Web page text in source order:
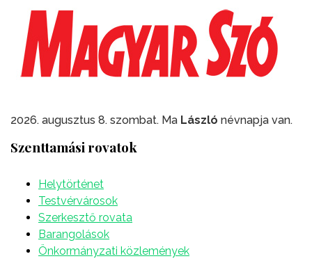
2026. augusztus 8. szombat. Ma László névnapja van.
Szenttamási rovatok
Helytörténet
Testvérvárosok
Szerkesztő rovata
Barangolások
Önkormányzati közlemények